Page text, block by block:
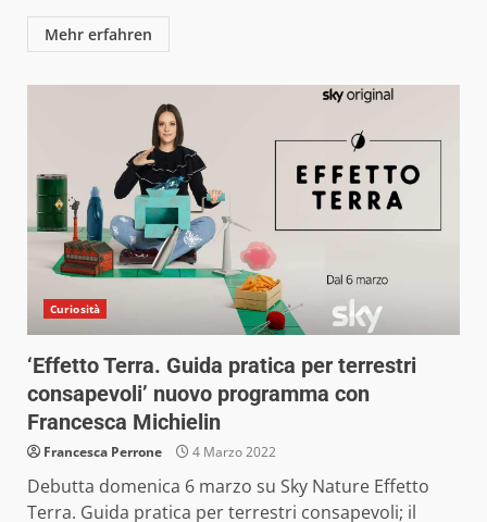
Mehr erfahren
Curiosità
‘Effetto Terra. Guida pratica per terrestri
consapevoli’ nuovo programma con
Francesca Michielin
Francesca Perrone 4 Marzo 2022
Debutta domenica 6 marzo su Sky Nature Effetto
Terra. Guida pratica per terrestri consapevoli; il